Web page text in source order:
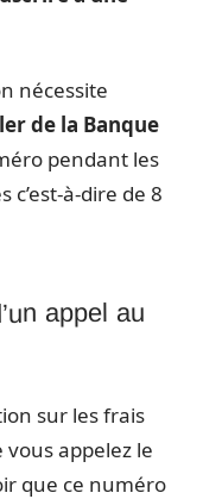
nécessite
de la Banque
pendant les
c’est-à-dire de 8
appel au
sur les frais
appelez le
que ce numéro